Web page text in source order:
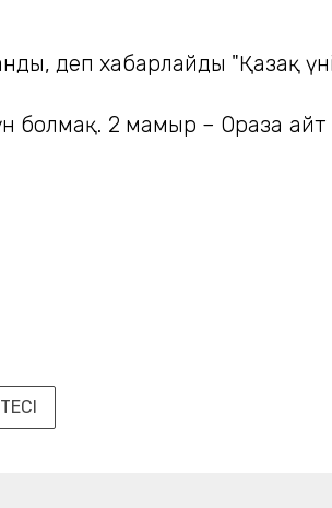
деп хабарлайды "Қазақ
болмақ. 2 мамыр – Ораза айт